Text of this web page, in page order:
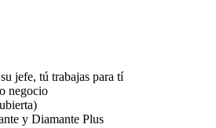
jefe, tú trabajas para tí
negocio
y Diamante Plus